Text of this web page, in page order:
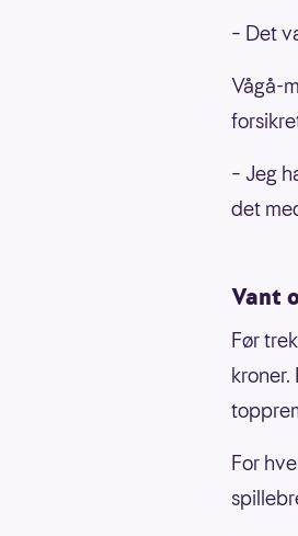
– Det
Vågå-
– Jeg
det
Vant
Før
For